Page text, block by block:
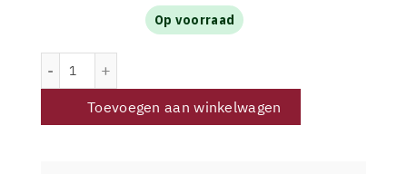
Op voorraad
Toevoegen aan winkelwagen